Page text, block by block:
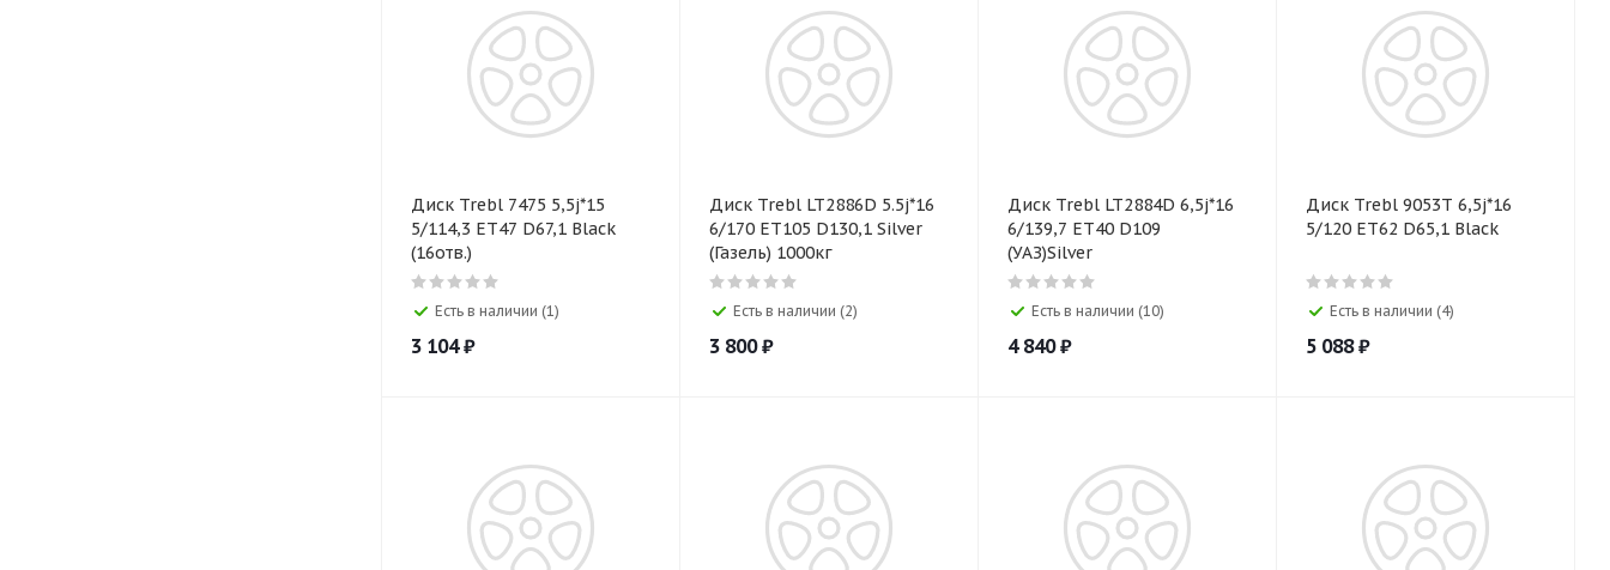
Диск Trebl 7475 5,5j*15
5/114,3 ET47 D67,1 Black
(16отв.)
Есть в наличии (1)
3 104₽
Диск Trebl LT2886D 5.5j*16
6/170 ET105 D130,1 Silver
(Газель) 1000кг
Есть в наличии (2)
3 800₽
Диск Trebl LT2884D 6,5j*16
6/139,7 ET40 D109
(УАЗ)Silver
Есть в наличии (10)
4 840₽
Диск Trebl 9053Т 6,5j*16
5/120 ET62 D65,1 Black
Есть в наличии (4)
5 088₽